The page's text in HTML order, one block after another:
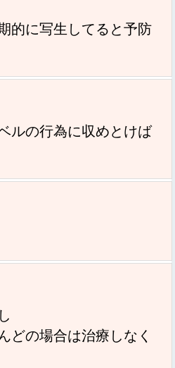
的に写生してると予防
ルの行為に収めとけば
どの場合は治療しなく